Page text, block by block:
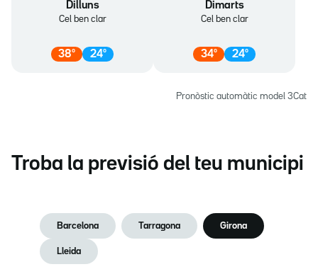
Dilluns
Cel ben clar
38º 24º
Dimarts
Cel ben clar
34º 24º
Pronòstic automàtic model 3Cat
Troba la previsió del teu municipi
Barcelona Tarragona Girona
Lleida